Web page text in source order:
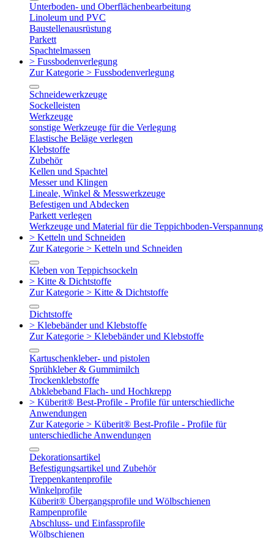
Unterboden- und Oberflächenbearbeitung
Linoleum und PVC
Baustellenausrüstung
Parkett
Spachtelmassen
> Fussbodenverlegung
Zur Kategorie > Fussbodenverlegung
Schneidewerkzeuge
Sockelleisten
Werkzeuge
sonstige Werkzeuge für die Verlegung
Elastische Beläge verlegen
Klebstoffe
Zubehör
Kellen und Spachtel
Messer und Klingen
Lineale, Winkel & Messwerkzeuge
Befestigen und Abdecken
Parkett verlegen
Werkzeuge und Material für die Teppichboden-Verspannung
> Ketteln und Schneiden
Zur Kategorie > Ketteln und Schneiden
Kleben von Teppichsockeln
> Kitte & Dichtstoffe
Zur Kategorie > Kitte & Dichtstoffe
Dichtstoffe
> Klebebänder und Klebstoffe
Zur Kategorie > Klebebänder und Klebstoffe
Kartuschenkleber- und pistolen
Sprühkleber & Gummimilch
Trockenklebstoffe
Abklebeband Flach- und Hochkrepp
> Küberit® Best-Profile - Profile für unterschiedliche
Anwendungen
Zur Kategorie > Küberit® Best-Profile - Profile für
unterschiedliche Anwendungen
Dekorationsartikel
Befestigungsartikel und Zubehör
Treppenkantenprofile
Winkelprofile
Küberit® Übergangsprofile und Wölbschienen
Rampenprofile
Abschluss- und Einfassprofile
Wölbschienen